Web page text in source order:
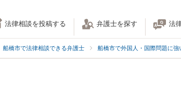
法律相談を投稿する 弁護士を探す 法
船橋市で法律相談できる弁護士 船橋市で外国人・国際問題に強